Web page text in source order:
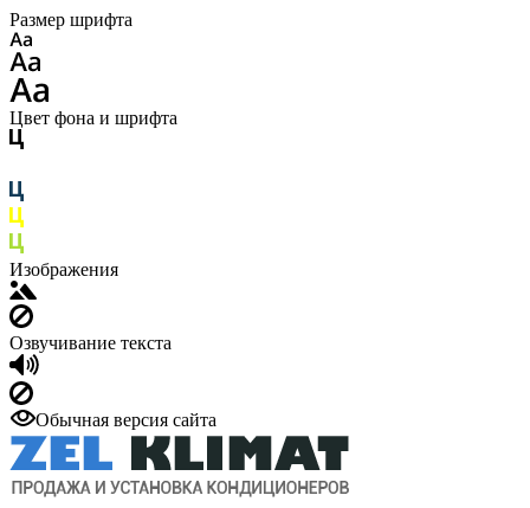
Размер шрифта
Цвет фона и шрифта
Изображения
Озвучивание текста
Обычная версия сайта